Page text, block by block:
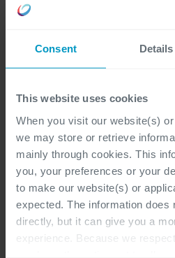
Consent Details
This website uses cookies
When you visit our website(s)
we may store or retrieve
mainly through cookies. This
you, your preferences or your
to make our website(s) or
expected. The information does
directly, but it can give you a
experience. Because we
eerlijke verloning,
worden verloond op
ervaring en prestaties,
gender of andere niet-
kenmerken.
Een elektrische wagen
mobiliteitsbudget,
ecocheques, een